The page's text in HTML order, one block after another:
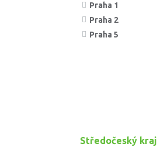
Praha 1
Praha 2
Praha 5
Středočeský kraj